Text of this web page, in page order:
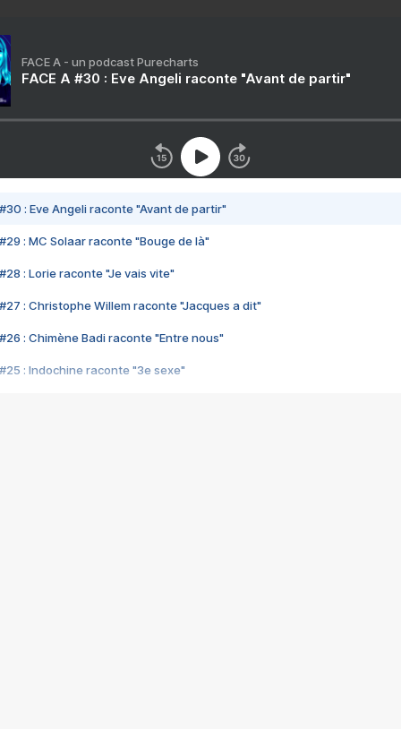
FACE A - un podcast Purecharts
FACE A #30 : Eve Angeli raconte "Avant de partir"
#30 : Eve Angeli raconte "Avant de partir"
#29 : MC Solaar raconte "Bouge de là"
#28 : Lorie raconte "Je vais vite"
#27 : Christophe Willem raconte "Jacques a dit"
#26 : Chimène Badi raconte "Entre nous"
#25 : Indochine raconte "3e sexe"